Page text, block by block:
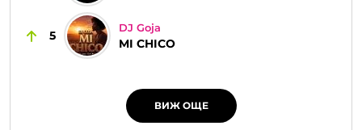
5
DJ Goja
MI CHICO
ВИЖ ОЩЕ